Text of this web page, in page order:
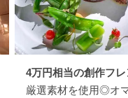
4万円相当の創作フ
厳選素材を使用◎オ